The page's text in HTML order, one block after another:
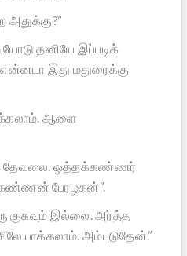
தனியே இப்படிக்
இது மதுரைக்கு
ஆளை
தேவலை. ஒத்தக்கண்ணர்
பேரழகன்”.
குசுவும் இல்லை. அர்த்த
பாக்கலாம். அம்புடுதேன்.”